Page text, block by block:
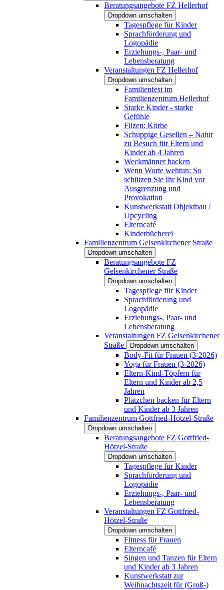
Beratungsangebote FZ Hellerhof
Dropdown umschalten
Tagespflege für Kinder
Sprachförderung und
Logopädie
Erziehungs-, Paar- und
Lebensberatung
Veranstaltungen FZ Hellerhof
Dropdown umschalten
Familienfest im
Familienzentrum Hellerhof
Starke Kinder - starke
Gefühle
Filzen: Körbe
Schuppige Gesellen – Natur
zu Besuch für Eltern und
Kinder ab 4 Jahren
Weckmänner backen
Wenn Worte wehtun: So
schützen Sie Ihr Kind vor
Ausgrenzung und
Provokation
Kunstwerkstatt Objektbau /
Upcycling
Elterncafé
Kinderbücherei
Familienzentrum Gelsenkirchener Straße
Dropdown umschalten
Beratungsangebote FZ
Gelsenkirchener Straße
Dropdown umschalten
Tagespflege für Kinder
Sprachförderung und
Logopädie
Erziehungs-, Paar- und
Lebensberatung
Veranstaltungen FZ Gelsenkirchener
Straße
Dropdown umschalten
Body-Fit für Frauen (3-2026)
Yoga für Frauen (3-2026)
Eltern-Kind-Töpfern für
Eltern und Kinder ab 2,5
Jahren
Plätzchen backen für Eltern
und Kinder ab 3 Jahren
Familienzentrum Gottfried-Hötzel-Straße
Dropdown umschalten
Beratungsangebote FZ Gottfried-
Hötzel-Straße
Dropdown umschalten
Tagespflege für Kinder
Sprachförderung und
Logopädie
Erziehungs-, Paar- und
Lebensberatung
Veranstaltungen FZ Gottfried-
Hötzel-Straße
Dropdown umschalten
Fitness für Frauen
Elterncafé
Singen und Tanzen für Eltern
und Kinder ab 3 Jahren
Kunstwerkstatt zur
Weihnachtszeit für (Groß-)